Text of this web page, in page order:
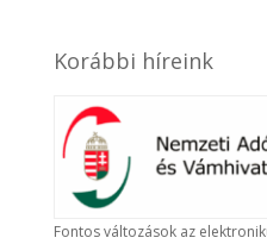
Korábbi híreink
Fontos változások az